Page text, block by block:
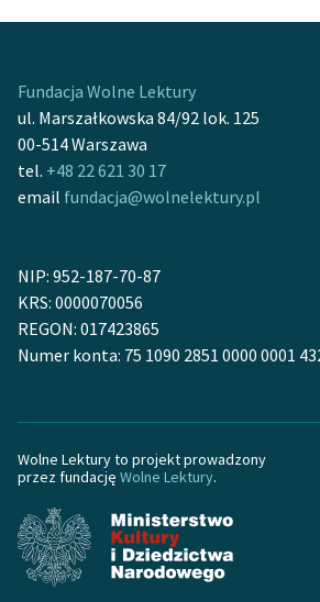
Fundacja Wolne Lektury
ul. Marszałkowska 84/92 lok. 125
00-514 Warszawa
tel. +48 22 621 30 17
email fundacja@wolnelektury.pl
NIP: 952-187-70-87
KRS: 0000070056
REGON: 017423865
Numer konta: 75 1090 2851 0000 0001
Wolne Lektury to projekt prowadzony
przez fundację Wolne Lektury.